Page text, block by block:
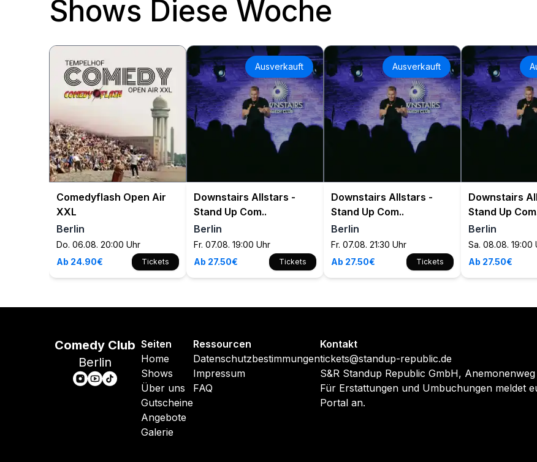
Shows Diese Woche
Comedyflash Open Air
XXL
Berlin
Do. 06.08. 20:00 Uhr
Ab 24.90€
Tickets
Ausverkauft
Downstairs Allstars -
Stand Up Com..
Berlin
Fr. 07.08. 19:00 Uhr
Ab 27.50€
Tickets
Ausverkauft
Downstairs Allstars -
Stand Up Com..
Berlin
Fr. 07.08. 21:30 Uhr
Ab 27.50€
Tickets
Downstairs
Stand Up
Berlin
Sa. 08.08. 19:00
Ab 27.50€
Comedy Club
Berlin
Seiten
Home
Shows
Über uns
Gutscheine
Angebote
Galerie
Ressourcen
Datenschutzbestimmungen
Impressum
FAQ
Kontakt
tickets@standup-republic.de
S&R Standup Republic GmbH,
Für Erstattungen und Umbuchungen meldet
Portal an.